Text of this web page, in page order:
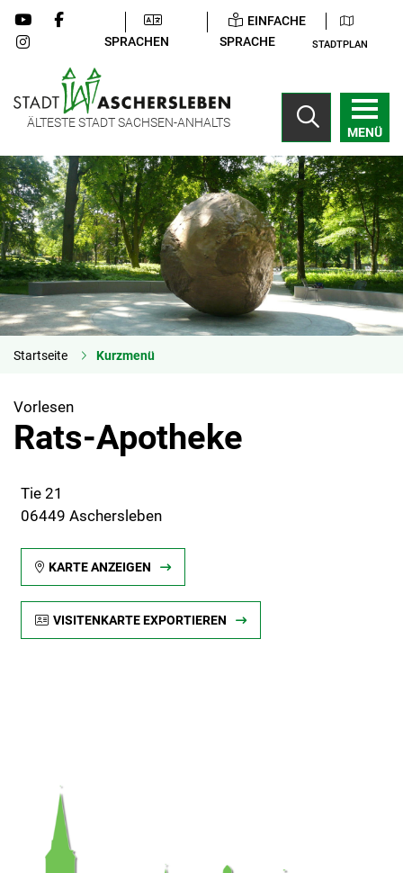
SPRACHEN
EINFACHE
SPRACHE
STADTPLAN
ÄLTESTE STADT SACHSEN-ANHALTS
MENÜ
Startseite Kurzmenü
Vorlesen
Rats-Apotheke
Tie 21
06449 Aschersleben
KARTE ANZEIGEN
VISITENKARTE EXPORTIEREN